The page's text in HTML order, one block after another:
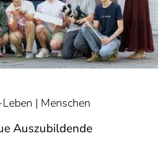
Menschen
Auszubildende